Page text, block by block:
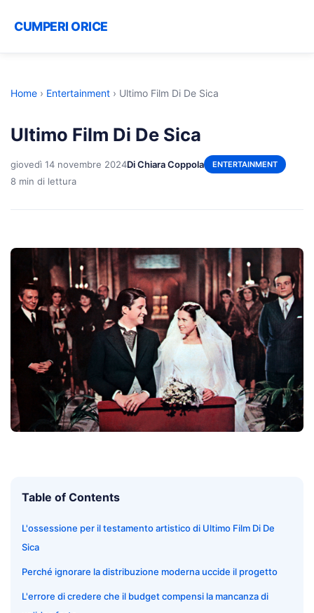
CUMPERI ORICE
Home › Entertainment › Ultimo Film Di De Sica
Ultimo Film Di De Sica
giovedì 14 novembre 2024Di Chiara Coppola ENTERTAINMENT
8 min di lettura
Table of Contents
L'ossessione per il testamento artistico di Ultimo Film Di De
Sica
Perché ignorare la distribuzione moderna uccide il progetto
L'errore di credere che il budget compensi la mancanza di